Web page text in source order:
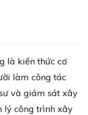
là kiến thức cơ
làm công tác
và giám sát xây
lý công trình xây